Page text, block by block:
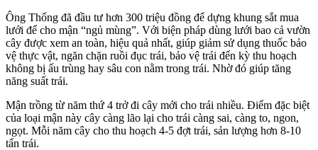
Ông Thống đã đầu tư hơn 300 triệu đồng để dựng khung sắt mua
lưới để cho mận “ngủ mùng”. Với biện pháp dùng lưới bao cả vườn
cây được xem an toàn, hiệu quả nhất, giúp giảm sử dụng thuốc bảo
vệ thực vật, ngăn chặn ruồi đục trái, bảo vệ trái đến kỳ thu hoạch
không bị ấu trùng hay sâu con nằm trong trái. Nhờ đó giúp tăng
năng suất trái.
Mận trồng từ năm thứ 4 trở đi cây mới cho trái nhiều. Điểm đặc biệt
của loại mận này cây càng lão lại cho trái càng sai, càng to, ngon,
ngọt. Mỗi năm cây cho thu hoạch 4-5 đợt trái, sản lượng hơn 8-10
tấn trái.